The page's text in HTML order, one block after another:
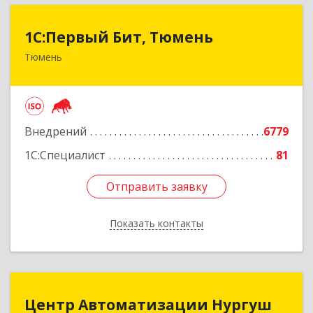
1С:Первый Бит, Тюмень
Тюмень
Внедрений
6779
1С:Специалист
81
Отправить заявку
Показать контакты
1С:Первый Бит, Тюмень
625000, Тюменская обл, Тюмень г, Республики
Отправить заявку
Назад
Центр Автоматизации Нургуш